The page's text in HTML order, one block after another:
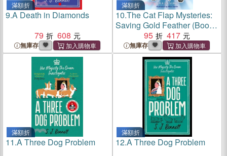
滿額折
9.A Death in Diamonds
79
608
無庫存
滿額折
10.The Cat Flap Mysteries:
Saving Gold Feather (Book
95 417
無庫存
滿額折
11.A Three Dog Problem
滿額折
12.A Three Dog Problem